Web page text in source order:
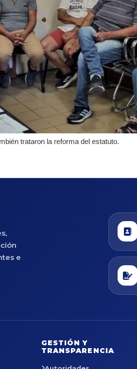
trataron la reforma del estatuto.
e
GESTIÓN Y
TRANSPARENCIA